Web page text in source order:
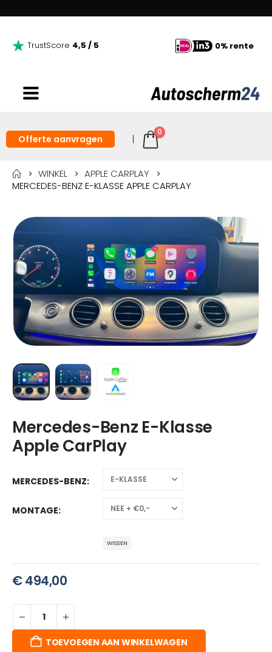
TrustScore 4,5 / 5 0% rente
Offerte aanvragen
0
WINKEL
APPLE CARPLAY
MERCEDES-BENZ E-KLASSE APPLE CARPLAY
Mercedes-Benz E-Klasse
Apple CarPlay
MERCEDES-BENZ
MONTAGE
WISSEN
€494,00
TOEVOEGEN AAN WINKELWAGEN